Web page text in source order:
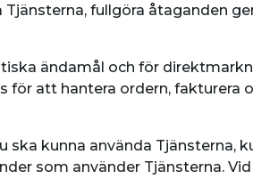
fullgöra åtaganden
ändamål och för
för att hantera ordern,
kunna använda Tjänsterna,
som använder Tjänsterna.